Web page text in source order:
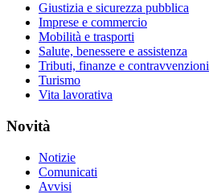
Giustizia e sicurezza pubblica
Imprese e commercio
Mobilità e trasporti
Salute, benessere e assistenza
Tributi, finanze e contravvenzioni
Turismo
Vita lavorativa
Novità
Notizie
Comunicati
Avvisi